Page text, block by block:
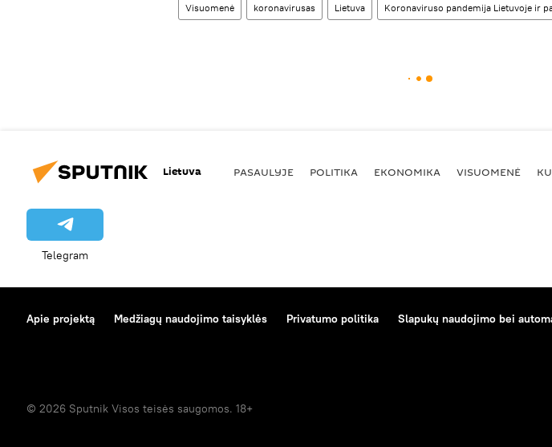
Visuomenė koronavirusas Lietuva Koronaviruso pandemija Lietuvoje ir
Lietuva PASAULYJE POLITIKA EKONOMIKA VISUOMENĖ
Telegram
Apie projektą Medžiagų naudojimo taisyklės Privatumo politika Slapukų naudojimo bei
© 2026 Sputnik Visos teisės saugomos. 18+